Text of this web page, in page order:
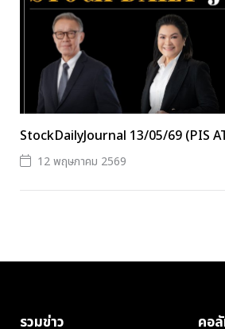
StockDailyJournal 13/05/69 (PIS
12 พฤษภาคม 2569
รวมข่าว คอ